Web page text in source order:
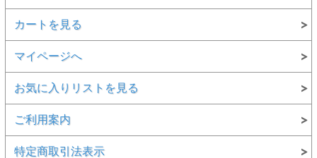
カートを見る
マイページへ
お気に入りリストを見る
ご利用案内
特定商取引法表示